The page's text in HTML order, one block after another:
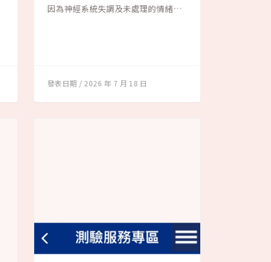
因為神經系統失調及未處理的情緒而
2026 年 7 月 18 日